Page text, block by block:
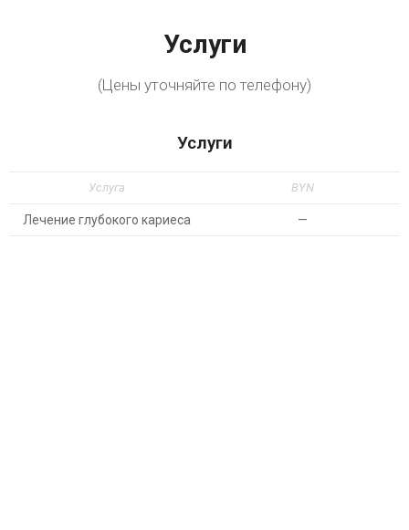
Услуги
(Цены уточняйте по телефону)
Услуги
Услуга BYN
Лечение глубокого кариеса —